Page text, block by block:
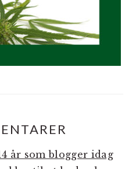
år som blogger idag